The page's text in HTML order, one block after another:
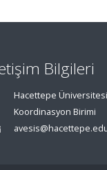
Bilgileri
Hacettepe
Koordinasyon Birimi